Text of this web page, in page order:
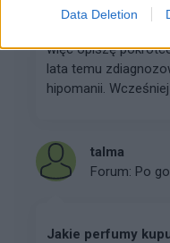
Data Deletion
Bezpieczeństwo
więc opiszę
lata temu
hipomanii.
talma
Forum: Po
Jakie perfumy